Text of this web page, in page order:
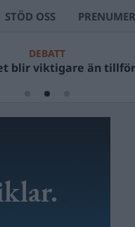
STÖD OSS
DEBATT
blir viktigare än